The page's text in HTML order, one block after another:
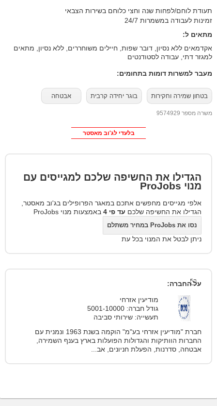
תעודת לוחם/לפחות שנה וחצי כלוחם בשירות הצבאי
זמינות לעבודה במשמרות 24/7
מתאים ל:
אקדמאים ללא נסיון, דובר שפות, חיילים משוחררים, ללא נסיון, מתאים
למגזר דתי, עבודה לסטודנטים
מעבר למשרות דומות בתחומים:
בטחון שמירה וחקירות בוגר יחידה קרבית אבטחה
משרה מספר 9574929
בלעדי לג'וב מאסטר
הגדילו את החשיפה שלכם למגייסים עם
מנוי ProJobs
אלפי מגייסים מחפשים אתכם במאגר הפרופילים בג'וב מאסטר,
הגדילו את החשיפה שלכם עד פי 4 באמצעות מנוי ProJobs
נסו את ProJobs במחיר משתלם
ניתן לבטל את המנוי בכל עת
על החברה:
מודיעין אזרחי
גודל חברה: 5001-10000
תעשייה: שירותי סביבה
חברת "מודיעין אזרחי בע"מ" הוקמה בשנת 1963 ונמנית עם
החברות הוותיקות והגדולות הפועלות בארץ בענף השמירה,
אבטחה, סדרנות, הפעלת חניונים, אב...